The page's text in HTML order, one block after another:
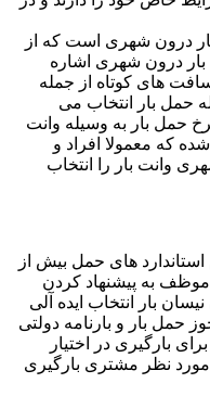
درون شهری است که از
درون شهری اشاره
های کوتاه از جمله
حمل بار انتخاب می
حمل بار به وسیله وانت
که معمولا افراد و
وانت بار را انتخاب
های حمل بیش از
به پیشنهاد کردن
بار انتخاب ایده آلی
بار و بارنامه دولتی
بارگیری در اختیار
نظر مشتری بارگیری